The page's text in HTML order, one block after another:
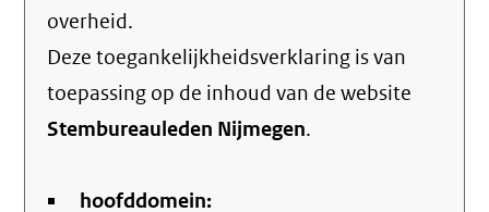
overheid.
Deze toegankelijkheidsverklaring is van
toepassing op de inhoud van de website
Stembureauleden Nijmegen.
hoofddomein: